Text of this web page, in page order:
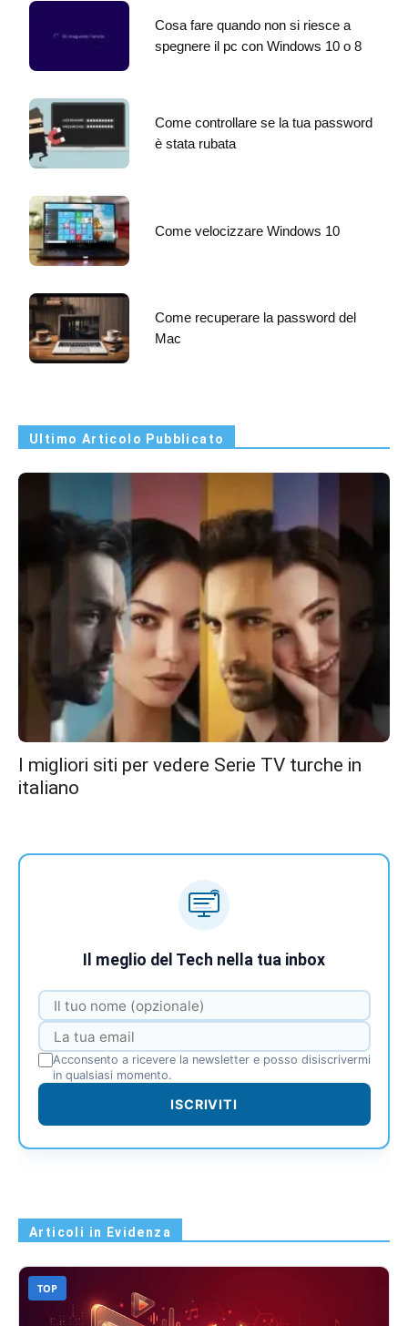
Cosa fare quando non si riesce a
spegnere il pc con Windows 10 o 8
Come controllare se la tua password
è stata rubata
Come velocizzare Windows 10
Come recuperare la password del
Mac
Ultimo Articolo Pubblicato
I migliori siti per vedere Serie TV turche in
italiano
Il meglio del Tech nella tua inbox
Acconsento a ricevere la newsletter e posso disiscrivermi
in qualsiasi momento.
ISCRIVITI
Articoli in Evidenza
TOP